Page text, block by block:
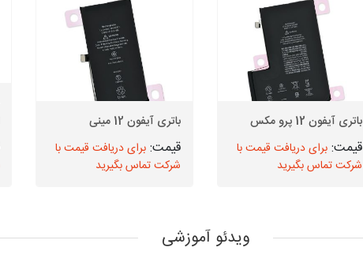
باتری آیفون 12 پرو مکس
برای دریافت قیمت با
شرکت تماس بگیرید
باتری آیفون 12 مینی
برای دریافت قیمت با
شرکت تماس بگیرید
ویدئو آموزشی